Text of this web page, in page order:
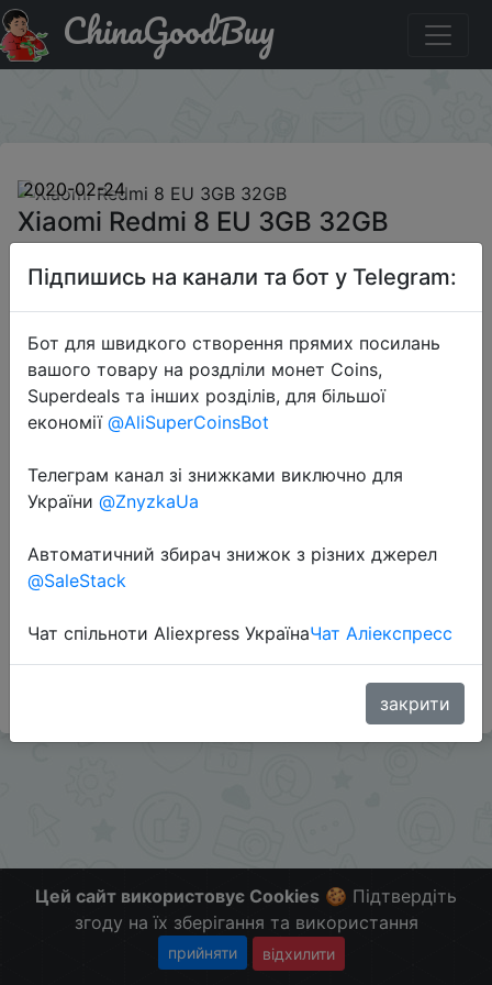
Паридбати з промокодом BG3R8 Xiaomi Redmi 8 EU
3GB 32GBChinaGoodBuy
2020-02-24
Xiaomi Redmi 8 EU 3GB 32GB
$109.99
Промокод: "BG3R8"
Перейти до магазину
Додаткова інформація відсутня.
каналі:
ZnyzhkaUA
Цей сайт використовує Cookies 🍪 Підтвердіть
згоду на їх зберігання та використання
прийняти відхилити
Підпишись на канали та бот у Telegram:
Бот для швидкого створення прямих посилань
вашого товару на роздліли монет Coins,
Superdeals та інших розділів, для більшої
економії @AliSuperCoinsBot
Телеграм канал зі знижками виключно для
України @ZnyzkaUa
Автоматичний збирач знижок з різних джерел
@SaleStack
Чат спільноти Aliexpress УкраїнаЧат Аліекспресс
закрити